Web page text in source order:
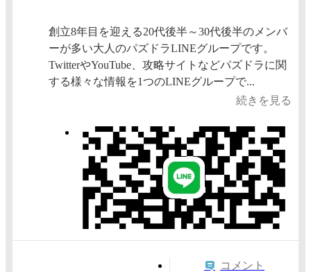
創立8年目を迎える20代後半～30代後半のメンバ
ーが多い大人のパズドラLINEグループです。
TwitterやYouTube、攻略サイトなどパズドラに関
する様々な情報を1つのLINEグループで...
続きを見る
コメント